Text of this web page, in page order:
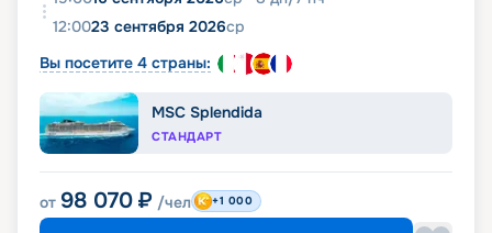
12:0023 сентября 2026ср
Вы посетите 4 страны:
MSC Splendida
СТАНДАРТ
от 98 070 ₽ /чел +1 000